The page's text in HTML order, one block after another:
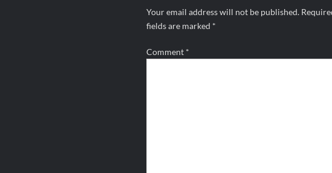
Your email address will not be published.
fields are marked *
Comment *